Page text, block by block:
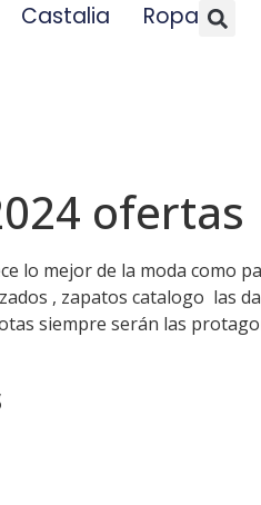
Castalia Ropa
ofertas
lo mejor de la moda como
, zapatos catalogo las
siempre serán las